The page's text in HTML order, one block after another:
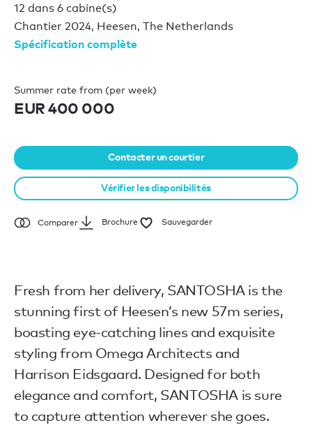
12 dans 6 cabine(s)
Chantier 2024, Heesen, The Netherlands
Spécification complète
Summer rate from (per week)
EUR 400 000
Contacter un courtier
Vérifier les disponibilités
Comparer Brochure Sauvegarder
Fresh from her delivery, SANTOSHA is the
stunning first of Heesen’s new 57m series,
boasting eye-catching lines and exquisite
styling from Omega Architects and
Harrison Eidsgaard. Designed for both
elegance and comfort, SANTOSHA is sure
to capture attention wherever she goes.